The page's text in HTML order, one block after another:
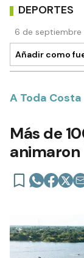
DEPORTES
6 de septiembre
Añadir como
A Toda Costa
Más de
animaron